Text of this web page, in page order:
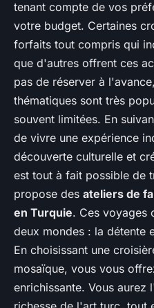
tenant compte de vos
votre budget. Certaines
forfaits tout compris qui
que d'autres offrent ces
pas de réserver à
thématiques sont très
souvent limitées. En
de vivre une expérience
découverte culturelle et
est tout à fait possible de
propose des ateliers de
en Turquie. Ces voyages
deux mondes : la détente
En choisissant une
mosaïque, vous vous
enrichissante. Vous